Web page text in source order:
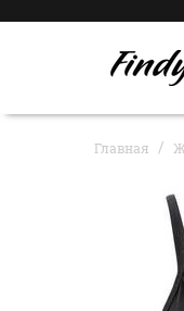
Главная